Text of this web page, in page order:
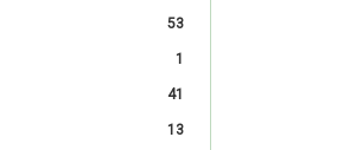
53
1
41
13